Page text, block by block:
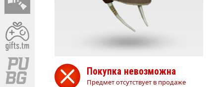
Покупка невозможна
Предмет отсутствует в продаже